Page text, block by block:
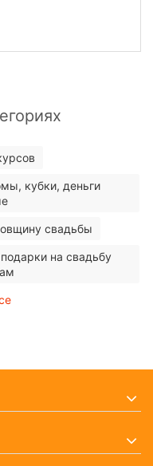
кубки, деньги
свадьбы
на свадьбу